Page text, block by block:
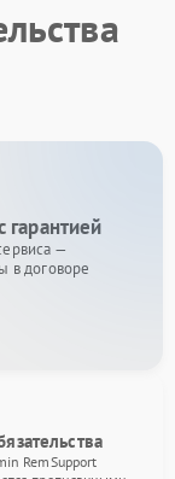
гарантией
—
в договоре
RemSupport